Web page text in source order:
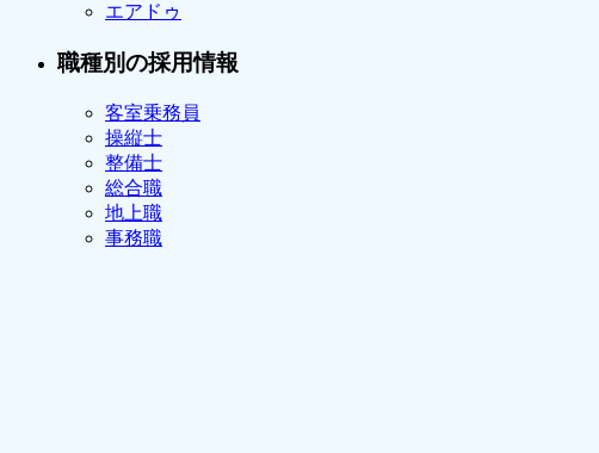
エアドゥ
職種別の採用情報
客室乗務員
操縦士
整備士
総合職
地上職
事務職